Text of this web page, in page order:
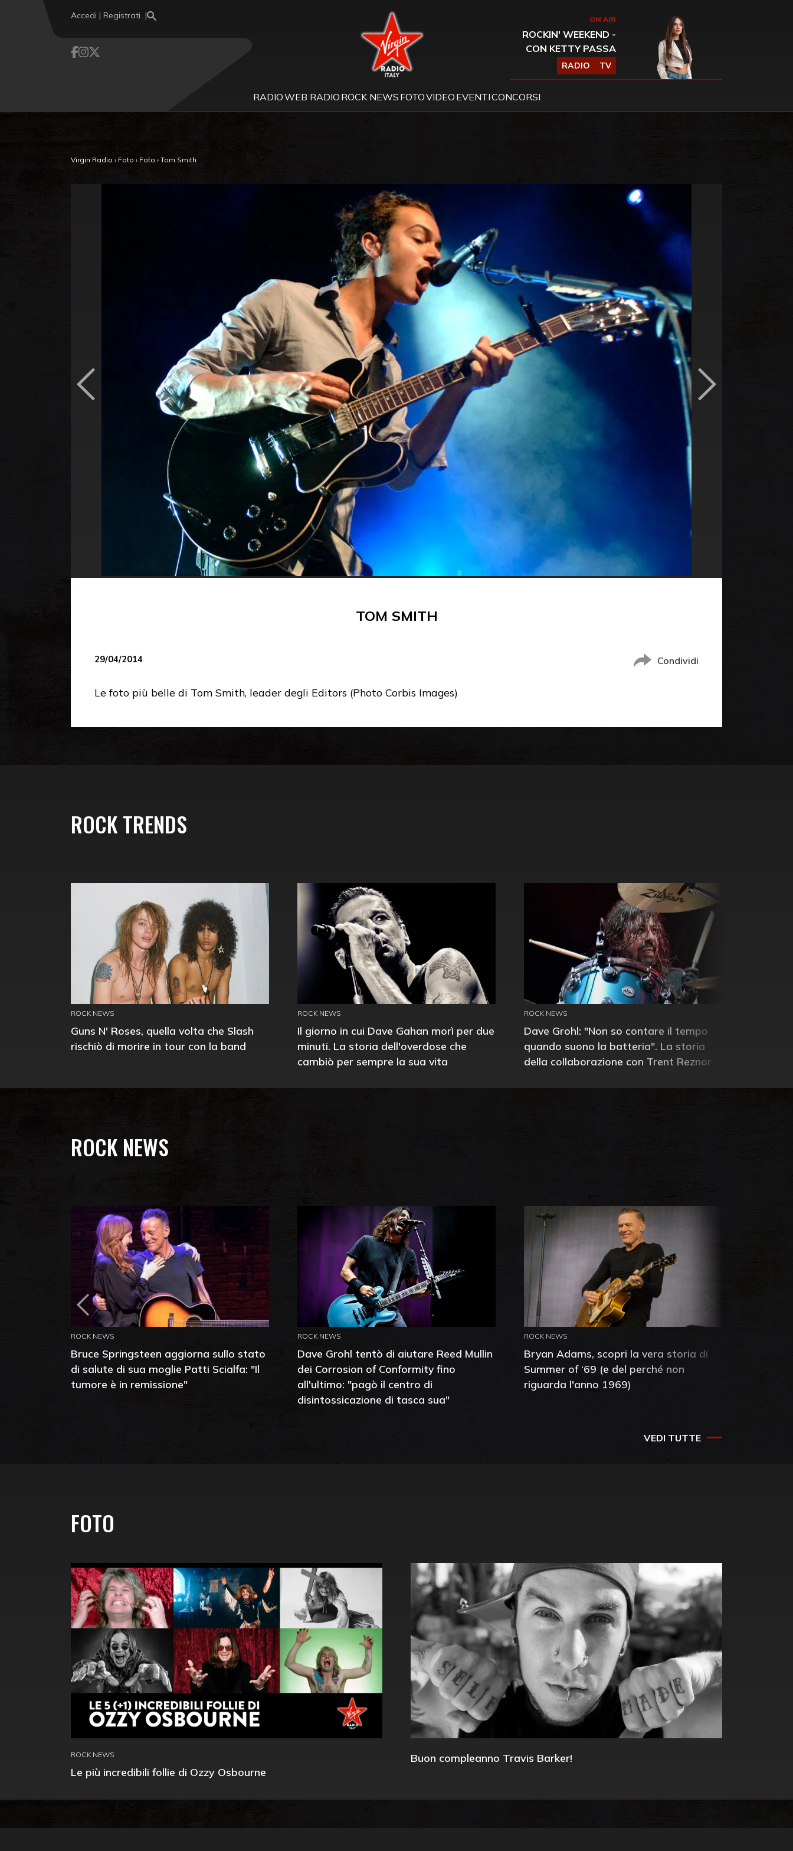
Accedi | Registrati Virgin Radio ON AIR
ROCKIN' WEEKEND -
CON KETTY PASSA
RADIO TV
RADIOWEB RADIO ROCK NEWS FOTOVIDEO EVENTICONCORSI
Virgin Radio › Foto › Foto › Tom Smith
TOM SMITH
29/04/2014 Condividi
Le foto più belle di Tom Smith, leader degli Editors (Photo Corbis Images)
ROCK TRENDS
ROCK NEWS
Guns N' Roses, quella volta che Slash
rischiò di morire in tour con la band
ROCK NEWS
Il giorno in cui Dave Gahan morì per due
minuti. La storia dell'overdose che
cambiò per sempre la sua vita
ROCK NEWS
Dave Grohl: "Non so contare il tempo
quando suono la batteria". La storia
della collaborazione con Trent Reznor
ROCK NEWS
ROCK NEWS
Bruce Springsteen aggiorna sullo stato
di salute di sua moglie Patti Scialfa: "Il
tumore è in remissione"
ROCK NEWS
Dave Grohl tentò di aiutare Reed Mullin
dei Corrosion of Conformity fino
all'ultimo: "pagò il centro di
disintossicazione di tasca sua"
ROCK NEWS
Bryan Adams, scopri la vera storia di
Summer of ‘69 (e del perché non
riguarda l'anno 1969)
VEDI TUTTE
FOTO
ROCK NEWS
Le più incredibili follie di Ozzy Osbourne
Buon compleanno Travis Barker!